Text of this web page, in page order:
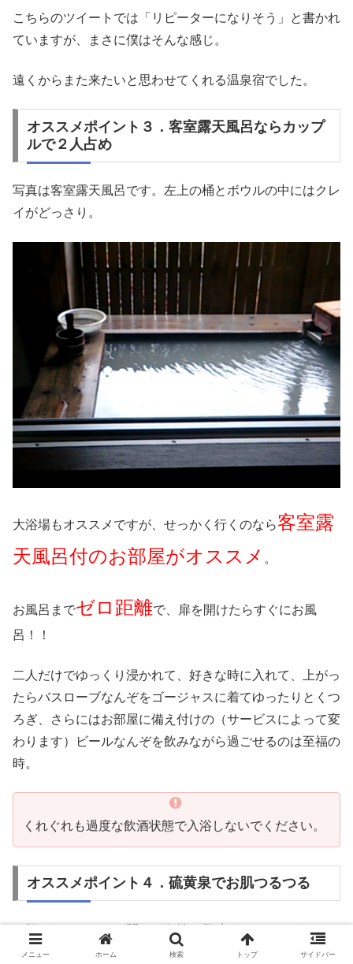
こちらのツイートでは「リピーターになりそう」と書かれ
ていますが、まさに僕はそんな感じ。
遠くからまた来たいと思わせてくれる温泉宿でした。
オススメポイント３．客室露天風呂ならカップ
ルで２人占め
写真は客室露天風呂です。左上の桶とボウルの中にはクレ
イがどっさり。
大浴場もオススメですが、せっかく行くのなら客室露
天風呂付のお部屋がオススメ 。
お風呂までゼロ距離で、扉を開けたらすぐにお風
呂！！
二人だけでゆっくり浸かれて、好きな時に入れて、上がっ
たらバスローブなんぞをゴージャスに着てゆったりとくつ
ろぎ、さらにはお部屋に備え付けの（サービスによって変
わります）ビールなんぞを飲みながら過ごせるのは至福の
時。
くれぐれも過度な飲酒状態で入浴しないでください。
オススメポイント４．硫黄泉でお肌つるつる
お肌がつるつるとも聞けば女性は興味がないわけがありま
せんよね。
メニュー ホーム 検索 トップ サイドバー